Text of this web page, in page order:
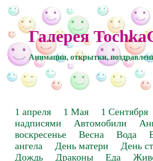
Галерея
Анимации, открытки,
1 апреля 1 Мая 1 Сентября
надписями
Автомобили
воскресенье
Весна Вода
ангела
День матери День
Дождь
Драконы Еда